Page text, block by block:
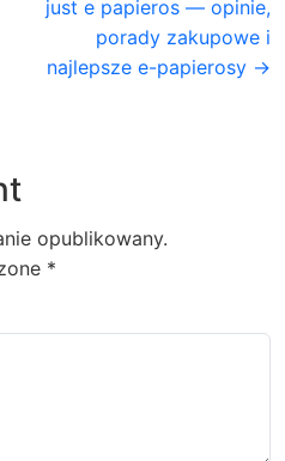
just e papieros — opinie,
porady zakupowe i
najlepsze e-papierosy →
opublikowany.
*